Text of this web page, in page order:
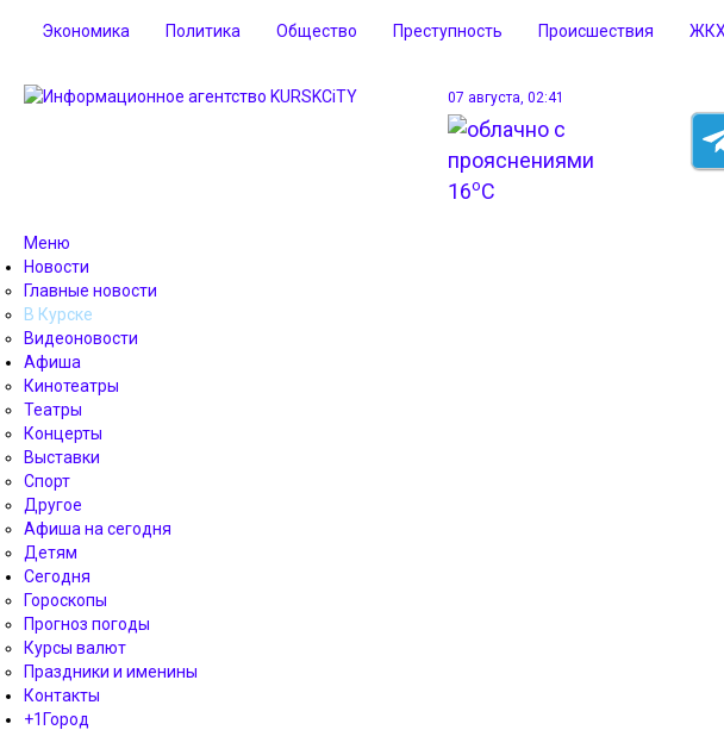
Экономика Политика Общество Преступность Происшествия ЖКХ
07 августа, 02:41
16oC
Меню
Новости
Главные новости
В Курске
Видеоновости
Афиша
Кинотеатры
Театры
Концерты
Выставки
Спорт
Другое
Афиша на сегодня
Детям
Сегодня
Гороскопы
Прогноз погоды
Курсы валют
Праздники и именины
Контакты
+1Город